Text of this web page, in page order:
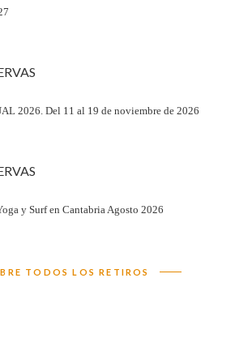
2026. Del 11 al 19 de noviembre de 2026
y Surf en Cantabria Agosto 2026
TODOS LOS RETIROS